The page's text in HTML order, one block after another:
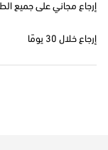
إرجاع مجاني على جميع
إرجاع خلال 30 يومًا